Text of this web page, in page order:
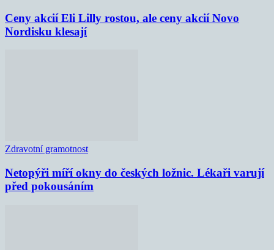
Ceny akcií Eli Lilly rostou, ale ceny akcií Novo
Nordisku klesají
Zdravotní gramotnost
Netopýři míří okny do českých ložnic. Lékaři varují
před pokousáním